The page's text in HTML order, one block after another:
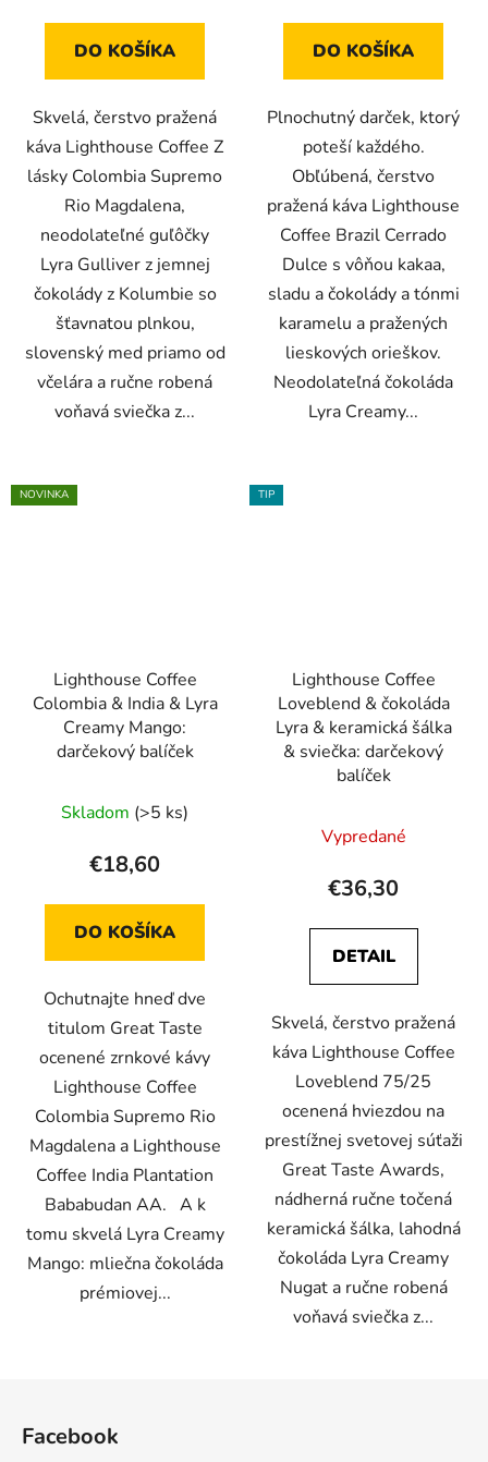
DO KOŠÍKA
Skvelá, čerstvo pražená
káva Lighthouse Coffee Z
lásky Colombia Supremo
Rio Magdalena,
neodolateľné guľôčky
Lyra Gulliver z jemnej
čokolády z Kolumbie so
šťavnatou plnkou,
slovenský med priamo od
včelára a ručne robená
voňavá sviečka z...
DO KOŠÍKA
Plnochutný darček, ktorý
poteší každého.
Obľúbená, čerstvo
pražená káva Lighthouse
Coffee Brazil Cerrado
Dulce s vôňou kakaa,
sladu a čokolády a tónmi
karamelu a pražených
lieskových orieškov.
Neodolateľná čokoláda
Lyra Creamy...
NOVINKA
Lighthouse Coffee
Colombia & India & Lyra
Creamy Mango:
darčekový balíček
Skladom (>5 ks)
€18,60
DO KOŠÍKA
Ochutnajte hneď dve
titulom Great Taste
ocenené zrnkové kávy
Lighthouse Coffee
Colombia Supremo Rio
Magdalena a Lighthouse
Coffee India Plantation
Bababudan AA. A k
tomu skvelá Lyra Creamy
Mango: mliečna čokoláda
prémiovej...
TIP
Lighthouse Coffee
Loveblend & čokoláda
Lyra & keramická šálka
& sviečka: darčekový
balíček
Vypredané
€36,30
DETAIL
Skvelá, čerstvo pražená
káva Lighthouse Coffee
Loveblend 75/25
ocenená hviezdou na
prestížnej svetovej súťaži
Great Taste Awards,
nádherná ručne točená
keramická šálka, lahodná
čokoláda Lyra Creamy
Nugat a ručne robená
voňavá sviečka z...
Facebook